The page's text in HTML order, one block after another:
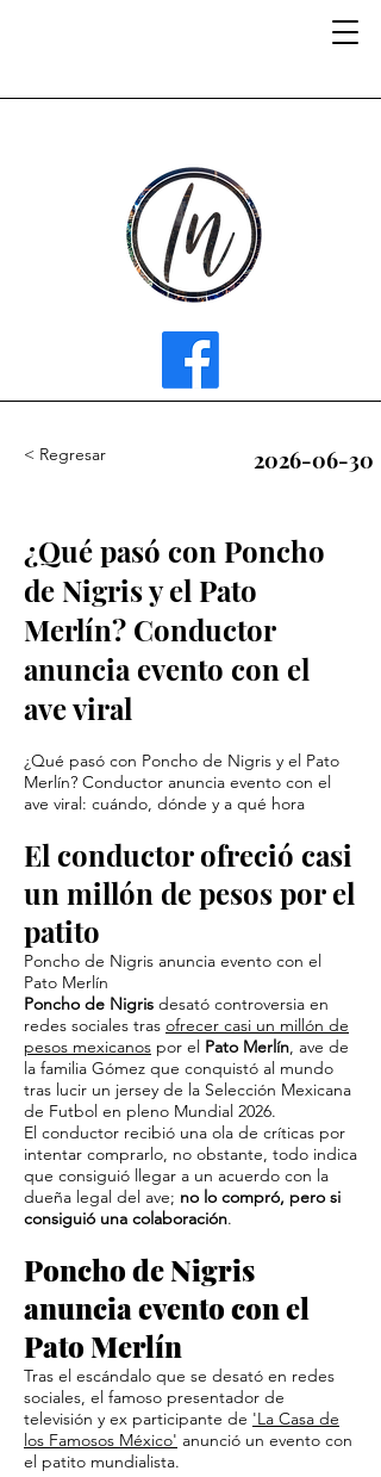
< Regresar 2026-06-30
¿Qué pasó con ⁠Poncho
de Nigris y el Pato
Merlín? Conductor
anuncia evento con el
ave viral
¿Qué pasó con ⁠Poncho de Nigris y el Pato
Merlín? Conductor anuncia evento con el
ave viral: cuándo, dónde y a qué hora
El conductor ofreció casi
un millón de pesos por el
patito
Poncho de Nigris anuncia evento con el
Pato Merlín
Poncho de Nigris desató controversia en
redes sociales tras ofrecer casi un millón de
pesos mexicanos por el Pato Merlín, ave de
la familia Gómez que conquistó al mundo
tras lucir un jersey de la Selección Mexicana
de Futbol en pleno Mundial 2026.
El conductor recibió una ola de críticas por
intentar comprarlo, no obstante, todo indica
que consiguió llegar a un acuerdo con la
dueña legal del ave; no lo compró, pero si
consiguió una colaboración.
​Poncho de Nigris
anuncia evento con el
Pato Merlín
Tras el escándalo que se desató en redes
sociales, el famoso presentador de
televisión y ex participante de 'La Casa de
los Famosos México' anunció un evento con
el patito mundialista.